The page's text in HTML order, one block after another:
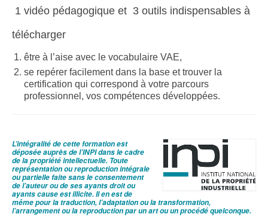
1 vidéo pédagogique et 3 outils indispensables à
télécharger
être à l’aise avec le vocabulaire VAE,
se repérer facilement dans la base et trouver la
certification qui correspond à votre parcours
professionnel, vos compétences développées.
L’intégralité de cette formation est
déposée auprès de l’INPI dans le cadre
de la propriété intellectuelle. Toute
représentation ou reproduction intégrale
ou partielle faite sans le consentement
de l’auteur ou de ses ayants droit ou
ayants cause est illicite.Il en est de
même pour la traduction, l’adaptation ou la transformation,
l’arrangement ou la reproduction par un art ou un procédé quelconque.